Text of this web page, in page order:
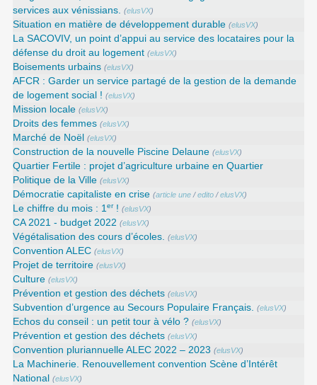
services aux vénissians. (elusVX)
Situation en matière de développement durable (elusVX)
La SACOVIV, un point d’appui au service des locataires pour la
défense du droit au logement (elusVX)
Boisements urbains (elusVX)
AFCR : Garder un service partagé de la gestion de la demande
de logement social ! (elusVX)
Mission locale (elusVX)
Droits des femmes (elusVX)
Marché de Noël (elusVX)
Construction de la nouvelle Piscine Delaune (elusVX)
Quartier Fertile : projet d’agriculture urbaine en Quartier
Politique de la Ville (elusVX)
Démocratie capitaliste en crise (article une /edito /elusVX)
Le chiffre du mois : 1er! (elusVX)
CA 2021 - budget 2022 (elusVX)
Végétalisation des cours d’écoles. (elusVX)
Convention ALEC (elusVX)
Projet de territoire (elusVX)
Culture (elusVX)
Prévention et gestion des déchets (elusVX)
Subvention d’urgence au Secours Populaire Français. (elusVX)
Echos du conseil : un petit tour à vélo ? (elusVX)
Prévention et gestion des déchets (elusVX)
Convention pluriannuelle ALEC 2022 – 2023 (elusVX)
La Machinerie. Renouvellement convention Scène d’Intérêt
National
(elusVX)